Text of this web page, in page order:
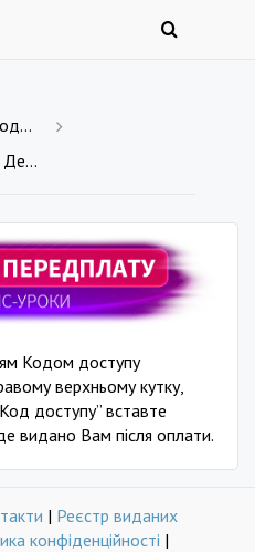
Кодом доступу
верхньому кутку,
доступу” вставте
видано Вам після оплати.
| Реєстр виданих
конфіденційності |